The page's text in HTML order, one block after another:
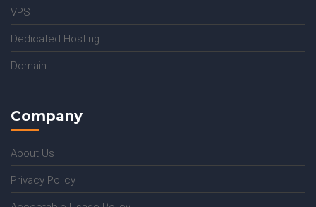
VPS
Dedicated Hosting
Domain
Company
About Us
Privacy Policy